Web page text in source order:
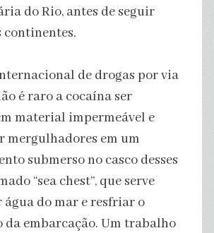
do Rio, antes de seguir
de drogas por via
é raro a cocaína ser
material impermeável e
mergulhadores em um
submerso no casco desses
“sea chest”, que serve
do mar e resfriar o
embarcação. Um trabalho